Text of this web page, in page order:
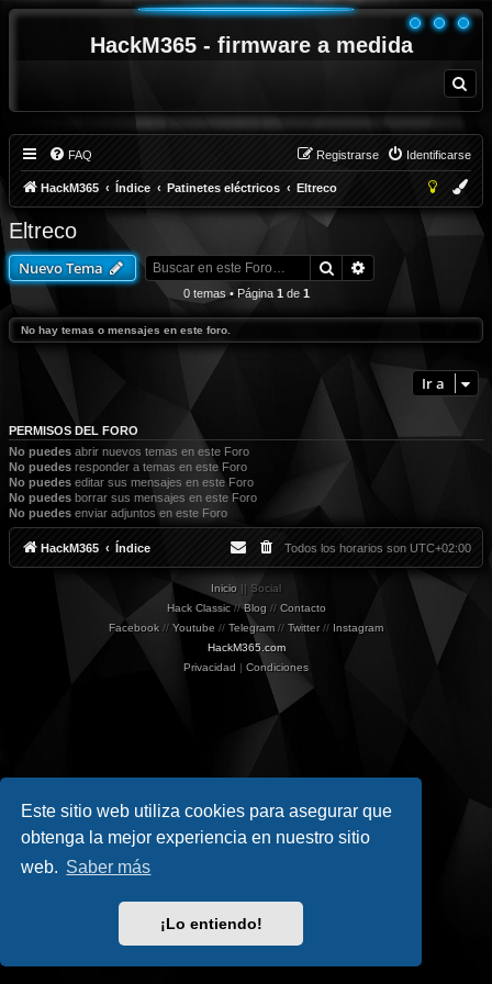
Este sitio web utiliza cookies para asegurar que
obtenga la mejor experiencia en nuestro sitio
web. Saber más
¡Lo entiendo!
HackM365 - firmware a medida
u
FAQ Identificarse
Registrarse
HackM365 Índice Patinetes eléctricos Eltreco
Eltreco
Nuevo Tema Buscar
0 temas • Página 1 de 1
No hay temas o mensajes en este foro.
Ir a
PERMISOS DEL FORO
No puedes abrir nuevos temas en este Foro
No puedes responder a temas en este Foro
No puedes editar sus mensajes en este Foro
No puedes borrar sus mensajes en este Foro
No puedes enviar adjuntos en este Foro
HackM365 Índice Todos los horarios son UTC+02:00
Inicio || Social
Hack Classic//Blog // Contacto
Facebook // Youtube // Telegram // Twitter// Instagram
HackM365.com
Privacidad | Condiciones